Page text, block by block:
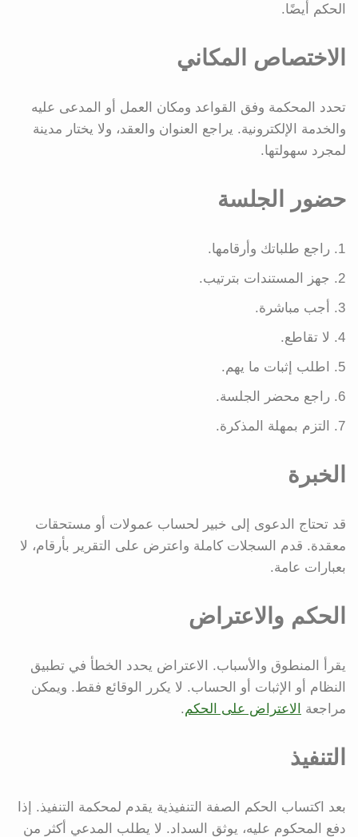
الحكم أيضًا.
الاختصاص المكاني
تحدد المحكمة وفق القواعد ومكان العمل أو المدعى عليه
والخدمة الإلكترونية. يراجع العنوان والعقد، ولا يختار مدينة
لمجرد سهولتها.
حضور الجلسة
راجع طلباتك وأرقامها.
جهز المستندات بترتيب.
أجب مباشرة.
لا تقاطع.
اطلب إثبات ما يهم.
راجع محضر الجلسة.
التزم بمهلة المذكرة.
الخبرة
قد تحتاج الدعوى إلى خبير لحساب عمولات أو مستحقات
معقدة. قدم السجلات كاملة واعترض على التقرير بأرقام، لا
بعبارات عامة.
الحكم والاعتراض
يقرأ المنطوق والأسباب. الاعتراض يحدد الخطأ في تطبيق
النظام أو الإثبات أو الحساب. لا يكرر الوقائع فقط. ويمكن
مراجعة
الاعتراض على الحكم .
التنفيذ
بعد اكتساب الحكم الصفة التنفيذية يقدم لمحكمة التنفيذ. إذا
دفع المحكوم عليه، يوثق السداد. لا يطلب المدعي أكثر من